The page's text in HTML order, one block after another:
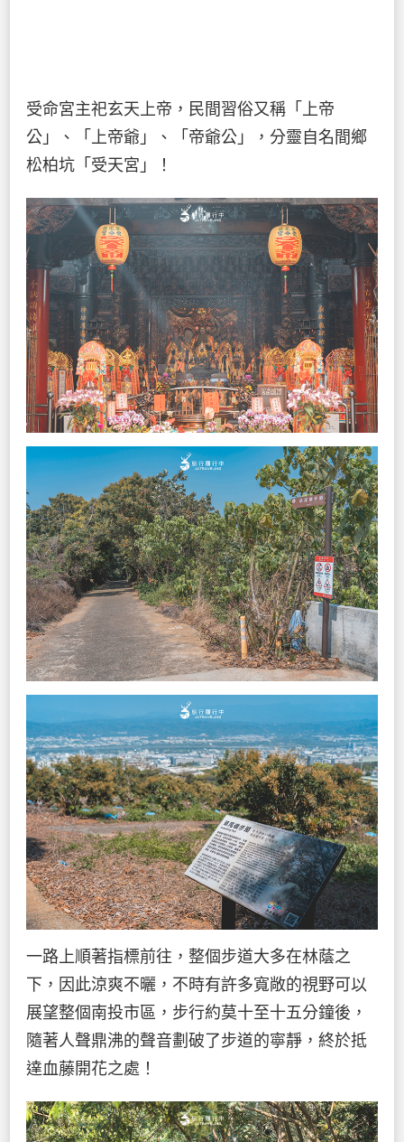
受命宮主祀玄天上帝，民間習俗又稱「上帝
公」、「上帝爺」、「帝爺公」，分靈自名間鄉
松柏坑「受天宮」！
一路上順著指標前往，整個步道大多在林蔭之
下，因此涼爽不曬，不時有許多寬敞的視野可以
展望整個南投市區，步行約莫十至十五分鐘後，
隨著人聲鼎沸的聲音劃破了步道的寧靜，終於抵
達血藤開花之處！